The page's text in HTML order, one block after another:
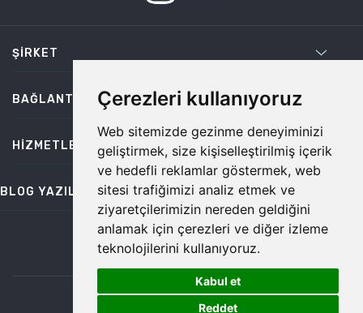
Çerezleri kullanıyoruz
Web sitemizde gezinme deneyiminizi
geliştirmek, size kişiselleştirilmiş içerik
ve hedefli reklamlar göstermek, web
sitesi trafiğimizi analiz etmek ve
ziyaretçilerimizin nereden geldiğini
anlamak için çerezleri ve diğer izleme
teknolojilerini kullanıyoruz.
Kabul et
Reddet
ŞIRKET
BAĞLANTILAR
HIZMETLER
BLOG YAZILARI
bilgi@temiz.co
©2026 Temiz, Her Hakkı Saklıdır.